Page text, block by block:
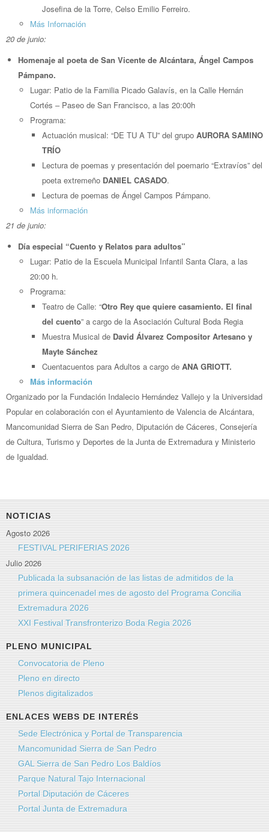
Josefina de la Torre, Celso Emilio Ferreiro.
Más Infornación
20 de junio:
Homenaje al poeta de San Vicente de Alcántara, Ángel Campos
Pámpano.
Lugar: Patio de la Familia Picado Galavís, en la Calle Hernán
Cortés – Paseo de San Francisco, a las 20:00h
Programa:
Actuación musical: “DE TU A TU” del grupo AURORA SAMINO
TRÍO
Lectura de poemas y presentación del poemario “Extravíos” del
poeta extremeño DANIEL CASADO.
Lectura de poemas de Ángel Campos Pámpano.
Más información
21 de junio:
Día especial “Cuento y Relatos para adultos”
Lugar: Patio de la Escuela Municipal Infantil Santa Clara, a las
20:00 h.
Programa:
Teatro de Calle: “Otro Rey que quiere casamiento. El final
del cuento” a cargo de la Asociación Cultural Boda Regia
Muestra Musical de David Álvarez Compositor Artesano y
Mayte Sánchez
Cuentacuentos para Adultos a cargo de ANA GRIOTT.
Más información
Organizado por la Fundación Indalecio Hernández Vallejo y la Universidad
Popular en colaboración con el Ayuntamiento de Valencia de Alcántara,
Mancomunidad Sierra de San Pedro, Diputación de Cáceres, Consejería
de Cultura, Turismo y Deportes de la Junta de Extremadura y Ministerio
de Igualdad.
NOTICIAS
Agosto 2026
FESTIVAL PERIFERIAS 2026
Julio 2026
Publicada la subsanación de las listas de admitidos de la
primera quincenadel mes de agosto del Programa Concilia
Extremadura 2026
XXI Festival Transfronterizo Boda Regia 2026
PLENO MUNICIPAL
Convocatoria de Pleno
Pleno en directo
Plenos digitalizados
ENLACES WEBS DE INTERÉS
Sede Electrónica y Portal de Transparencia
Mancomunidad Sierra de San Pedro
GAL Sierra de San Pedro Los Baldíos
Parque Natural Tajo Internacional
Portal Diputación de Cáceres
Portal Junta de Extremadura